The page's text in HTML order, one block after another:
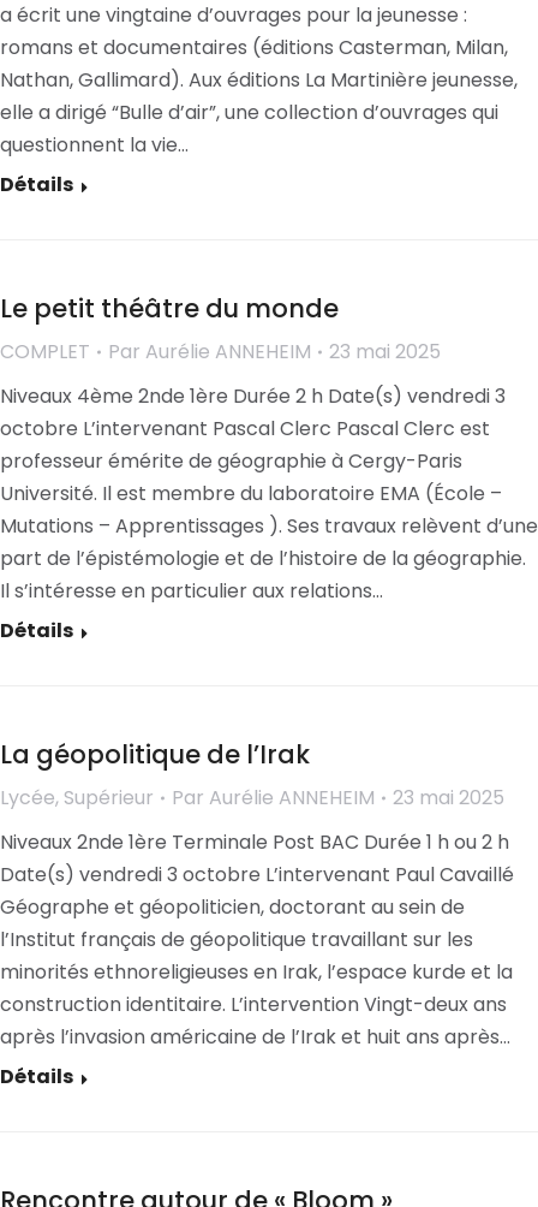
a écrit une vingtaine d’ouvrages pour la jeunesse :
romans et documentaires (éditions Casterman, Milan,
Nathan, Gallimard). Aux éditions La Martinière jeunesse,
elle a dirigé “Bulle d’air”, une collection d’ouvrages qui
questionnent la vie…
Détails
Le petit théâtre du monde
COMPLET Par Aurélie ANNEHEIM
23 mai 2025
Niveaux 4ème 2nde 1ère Durée 2 h Date(s) vendredi 3
octobre L’intervenant Pascal Clerc Pascal Clerc est
professeur émérite de géographie à Cergy-Paris
Université. Il est membre du laboratoire EMA (École –
Mutations – Apprentissages ). Ses travaux relèvent d’une
part de l’épistémologie et de l’histoire de la géographie.
Il s’intéresse en particulier aux relations…
Détails
La géopolitique de l’Irak
Lycée, Supérieur Par Aurélie ANNEHEIM
23 mai 2025
Niveaux 2nde 1ère Terminale Post BAC Durée 1 h ou 2 h
Date(s) vendredi 3 octobre L’intervenant Paul Cavaillé
Géographe et géopoliticien, doctorant au sein de
l’Institut français de géopolitique travaillant sur les
minorités ethnoreligieuses en Irak, l’espace kurde et la
construction identitaire. L’intervention Vingt-deux ans
après l’invasion américaine de l’Irak et huit ans après…
Détails